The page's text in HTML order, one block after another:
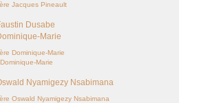
Jacques Pineault
Dusabe
Marie
Dominique-Marie
Marie
Nyamigezy Nsabimana
Oswald Nyamigezy Nsabimana